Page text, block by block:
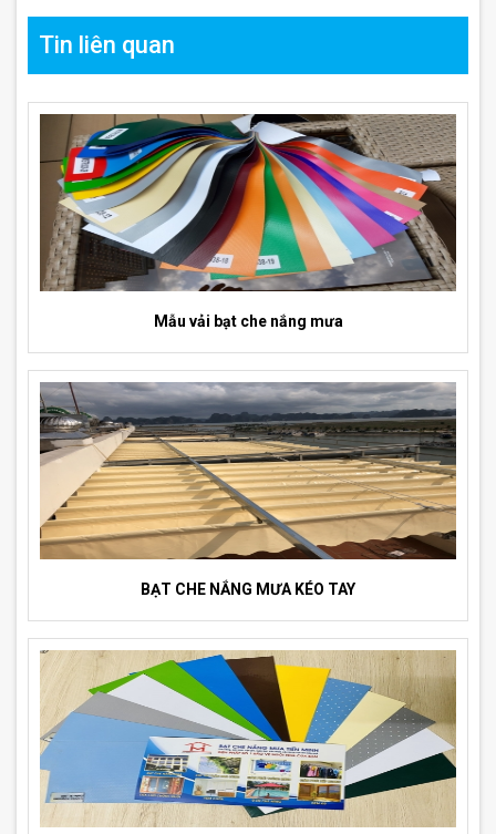
Tin liên quan
Mẫu vải bạt che nắng mưa
BẠT CHE NẮNG MƯA KÉO TAY